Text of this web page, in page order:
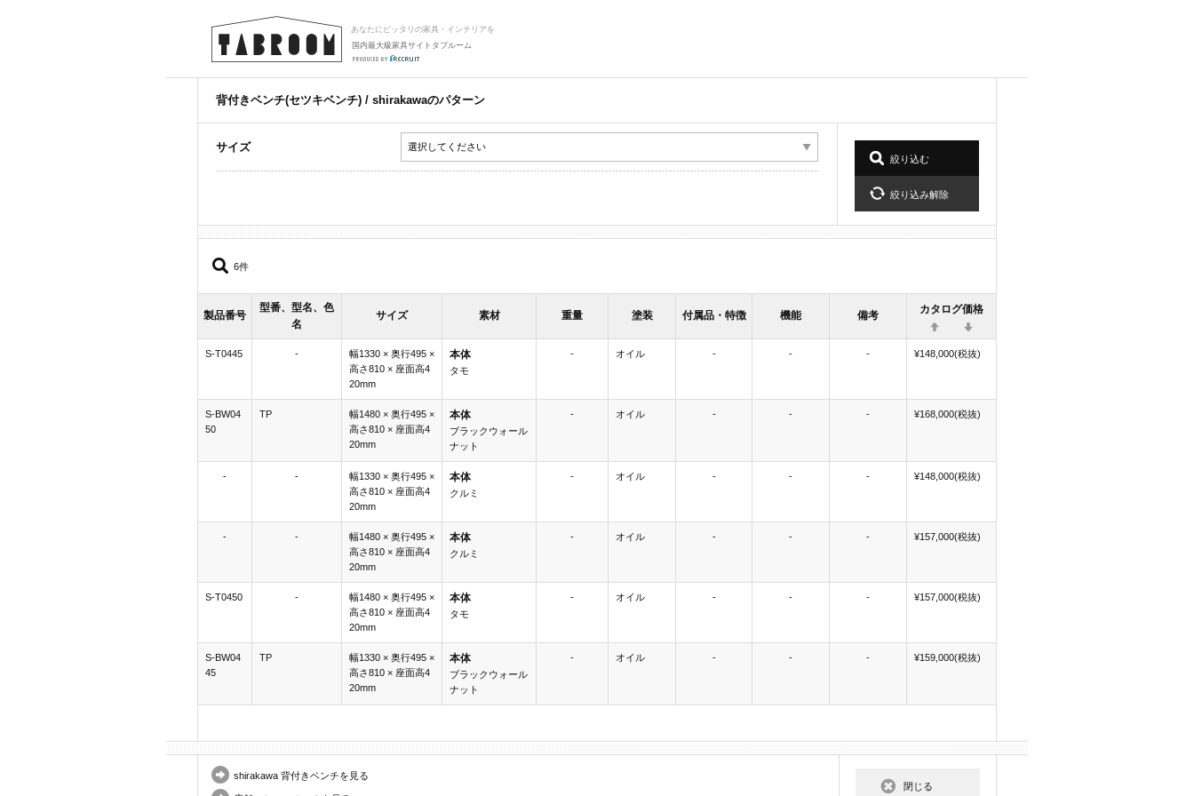
あなたにピッタリの家具・インテリアを
国内最大級家具サイトタブルーム
背付きベンチ(セツキベンチ) / shirakawaのパターン
サイズ
6件
製品番号
型番、型名、色
名
サイズ 素材 重量 塗装 付属品・特徴 機能 備考 カタログ価格
S-T0445 -
幅1330 × 奥行495 ×
高さ810 × 座面高4
20mm
本体
タモ
- オイル - - - ¥148,000(税抜)
S-BW04
50
TP
幅1480 × 奥行495 ×
高さ810 × 座面高4
20mm
本体
ブラックウォール
ナット
- オイル - - - ¥168,000(税抜)
- -
幅1330 × 奥行495 ×
高さ810 × 座面高4
20mm
本体
クルミ
- オイル - - - ¥148,000(税抜)
- -
幅1480 × 奥行495 ×
高さ810 × 座面高4
20mm
本体
クルミ
- オイル - - - ¥157,000(税抜)
S-T0450 -
幅1480 × 奥行495 ×
高さ810 × 座面高4
20mm
本体
タモ
- オイル - - - ¥157,000(税抜)
S-BW04
45
TP
幅1330 × 奥行495 ×
高さ810 × 座面高4
20mm
本体
ブラックウォール
ナット
- オイル - - - ¥159,000(税抜)
shirakawa 背付きベンチを見る
閉じる